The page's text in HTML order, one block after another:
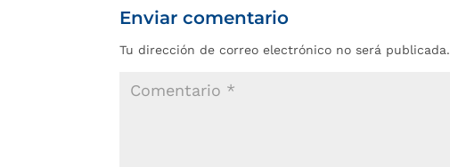
Enviar comentario
Tu dirección de correo electrónico no será publicada.